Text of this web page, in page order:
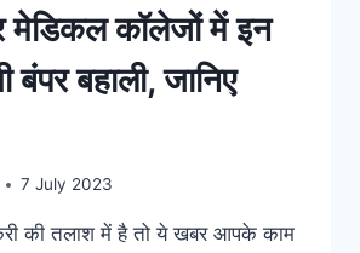
कॉलेजों में इन
बंपर बहाली, जानिए
7 July 2023
की तलाश में है तो ये खबर आपके काम